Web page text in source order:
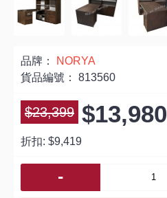
品牌：
NORYA
貨品編號： 813560
$23,399 $13,980
折扣: $9,419
-